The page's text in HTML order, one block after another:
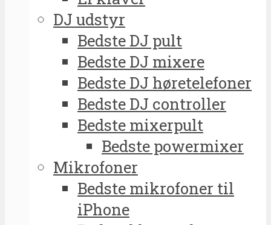
DJ udstyr
Bedste DJ pult
Bedste DJ mixere
Bedste DJ høretelefoner
Bedste DJ controller
Bedste mixerpult
Bedste powermixer
Mikrofoner
Bedste mikrofoner til
iPhone